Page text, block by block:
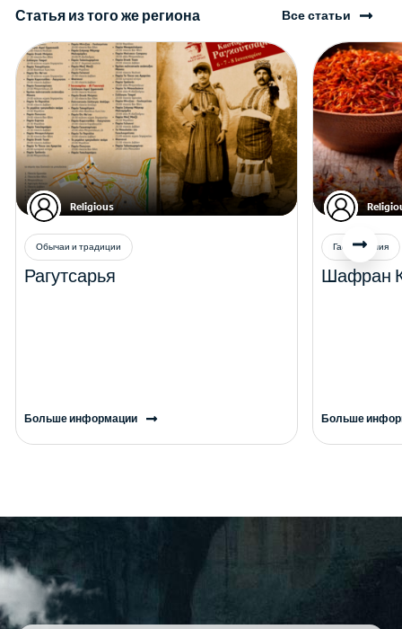
Статья из того же региона Все статьи
Religious
Обычаи и традиции
Рагутсарья
Больше информации
Гастрономия
Шафран
Больше